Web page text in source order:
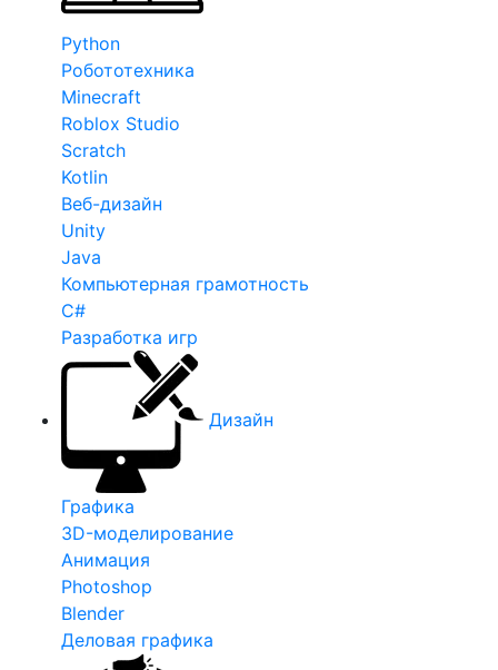
Python
Робототехника
Minecraft
Roblox Studio
Scratch
Kotlin
Веб-дизайн
Unity
Java
Компьютерная грамотность
C#
Разработка игр
Дизайн
Графика
3D-моделирование
Анимация
Photoshop
Blender
Деловая графика